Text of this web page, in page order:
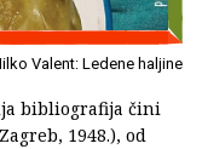
Valent: Ledene haljine
bibliografija čini
1948.), od